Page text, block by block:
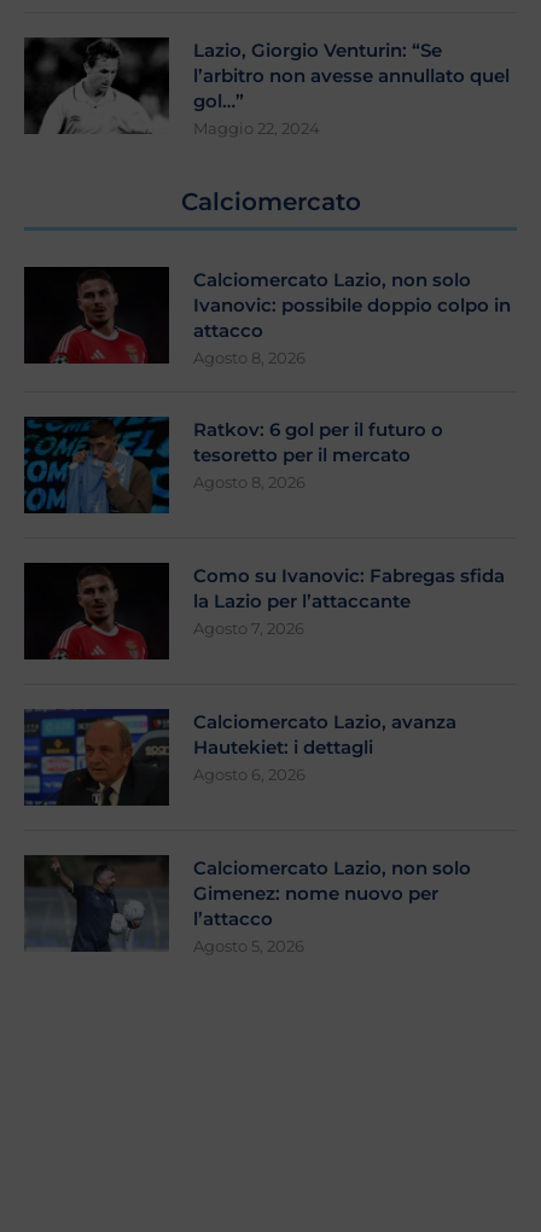
Lazio, Giorgio Venturin: “Se
l’arbitro non avesse annullato quel
gol…”
Maggio 22, 2024
Calciomercato
Calciomercato Lazio, non solo
Ivanovic: possibile doppio colpo in
attacco
Agosto 8, 2026
Ratkov: 6 gol per il futuro o
tesoretto per il mercato
Agosto 8, 2026
Como su Ivanovic: Fabregas sfida
la Lazio per l’attaccante
Agosto 7, 2026
Calciomercato Lazio, avanza
Hautekiet: i dettagli
Agosto 6, 2026
Calciomercato Lazio, non solo
Gimenez: nome nuovo per
l’attacco
Agosto 5, 2026